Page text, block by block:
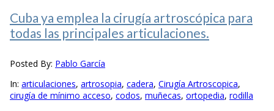
Cuba ya emplea la cirugía artroscópica para
todas las principales articulaciones.
Posted By: Pablo García
In: articulaciones, artrosopia, cadera, Cirugía Artroscopica,
cirugía de mínimo acceso, codos, muñecas, ortopedia, rodilla